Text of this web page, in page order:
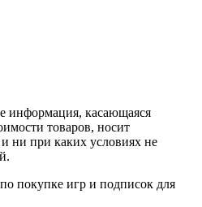
информация, касающаяся
товаров, носит
ни при каких условиях не
покупке игр и подписок для